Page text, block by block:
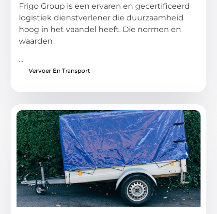
Frigo Group is een ervaren en gecertificeerd
logistiek dienstverlener die duurzaamheid
hoog in het vaandel heeft. Die normen en
waarden
...
Vervoer En Transport